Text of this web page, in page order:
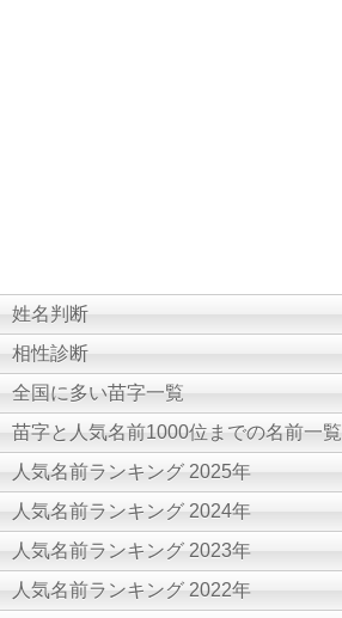
姓名判断
相性診断
全国に多い苗字一覧
苗字と人気名前1000位までの名前一覧
人気名前ランキング 2025年
人気名前ランキング 2024年
人気名前ランキング 2023年
人気名前ランキング 2022年